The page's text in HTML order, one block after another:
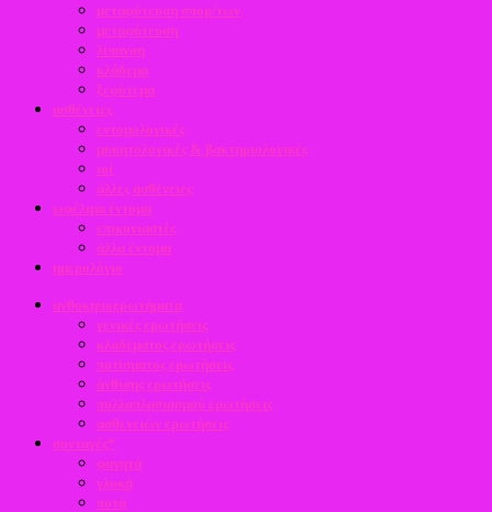
μεταφύτευση σπορ/των
μεταφύτευση
λίπανση
κλάδεμα
ξεφύτεμα
ασθένειες
εντομολογικές
μυκητολογικές & βακτηριολογικές
ιοί
άλλες ασθένειες
ωφέλιμα έντομα
επικονιαστές
άλλα έντομα
ημερολόγιο
ανθοκηποερωτήματα
γενικές ερωτήσεις
κλαδέματος ερωτήσεις
ποτίσματος ερωτήσεις
άνθισης ερωτήσεις
πολλαπλασιασμού ερωτήσεις
ασθενειών ερωτήσεις
συνταγές*
φαγητά
γλυκά
ποτά